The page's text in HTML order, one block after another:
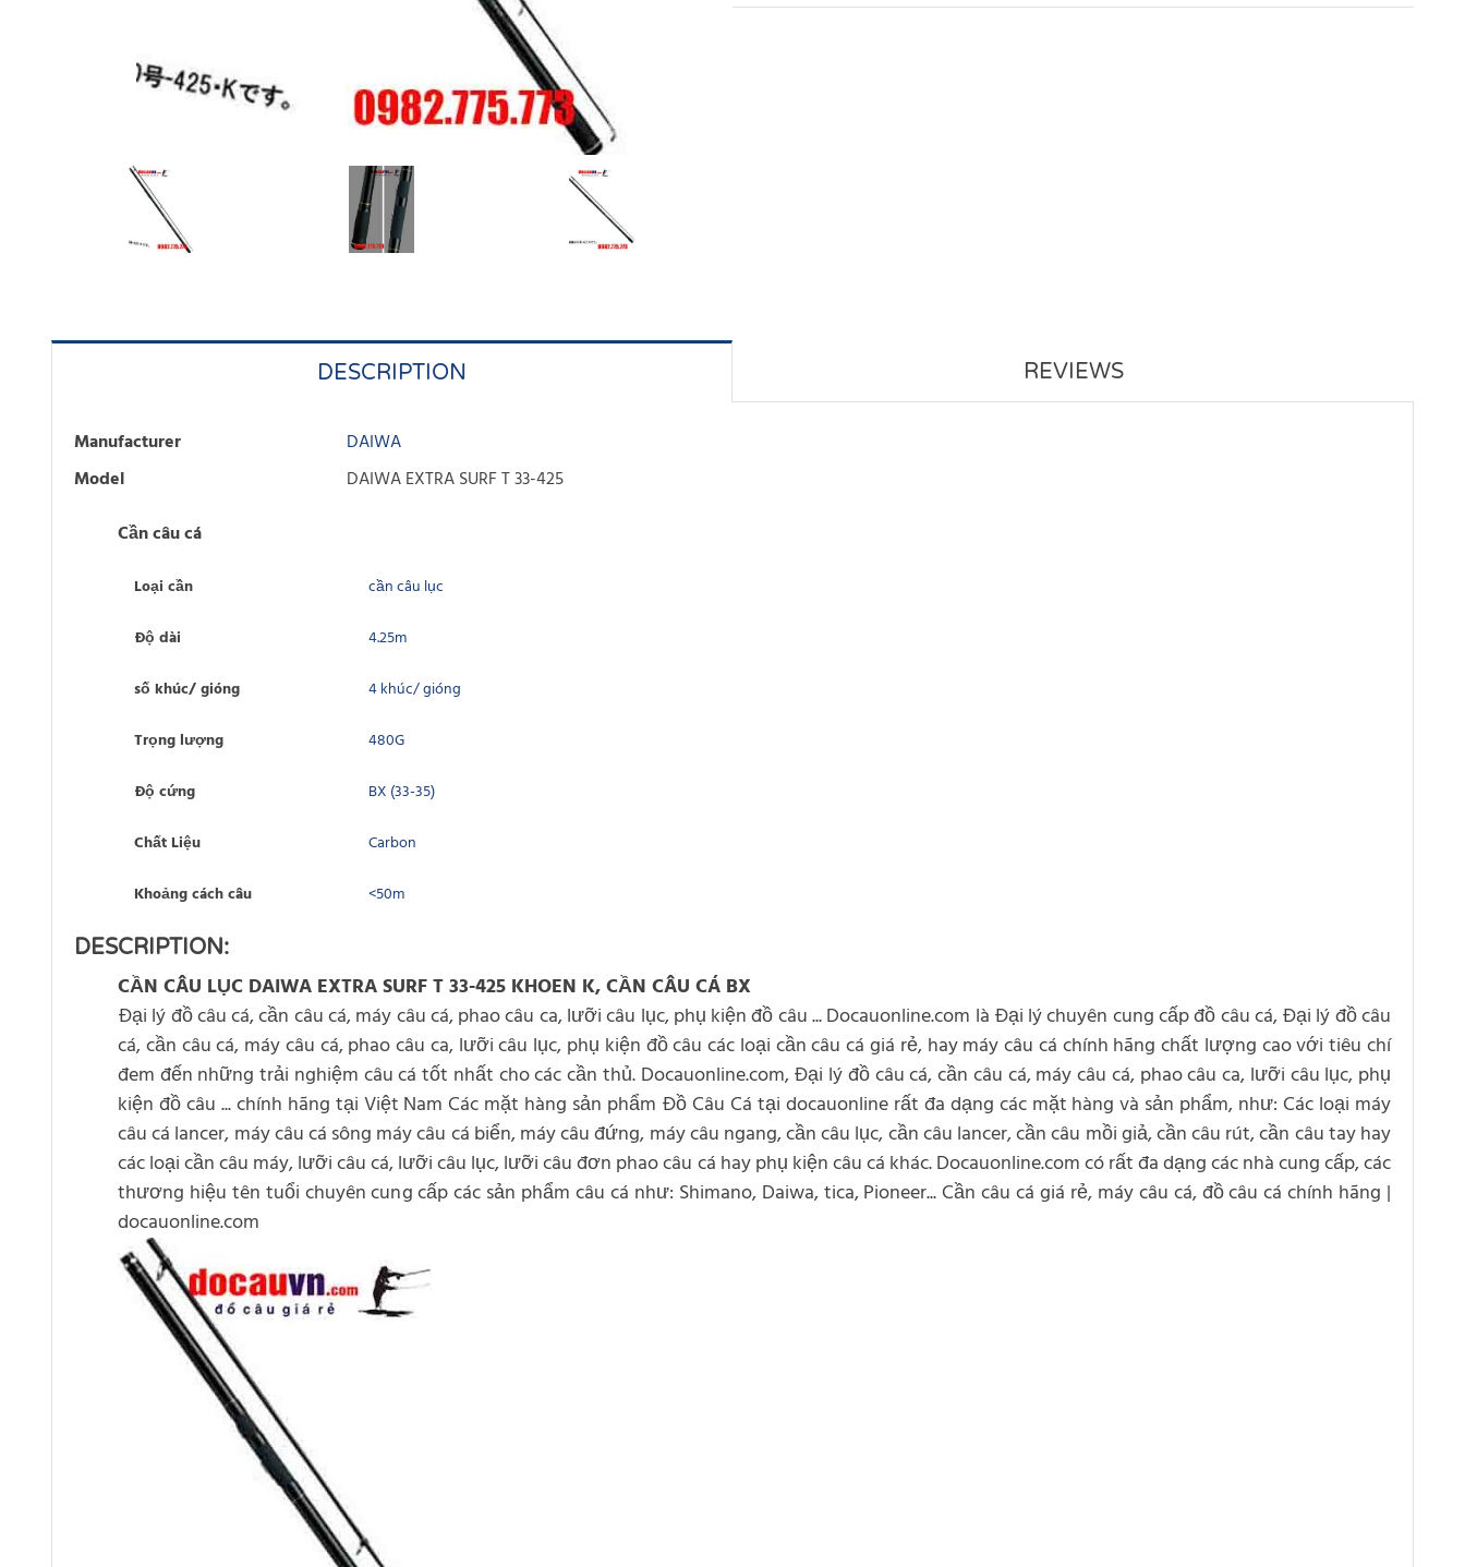
DESCRIPTION REVIEWS
Manufacturer
DAIWA
Model
DAIWA EXTRA SURF T 33-425
Cần câu cá
Loại cần cần câu lục
Độ dài 4.25m
số khúc/ gióng 4 khúc/ gióng
Trọng lượng 480G
Độ cứng BX (33-35)
Chất Liệu Carbon
Khoảng cách câu <50m
DESCRIPTION:
CẦN CÂU LỤC DAIWA EXTRA SURF T 33-425 KHOEN K, CẦN CÂU CÁ BX
Đại lý đồ câu cá, cần câu cá, máy câu cá, phao câu ca, lưỡi câu lục, phụ kiện đồ câu ... Docauonline.com là Đại lý chuyên cung cấp đồ câu cá, Đại lý đồ câu
cá, cần câu cá, máy câu cá, phao câu ca, lưỡi câu lục, phụ kiện đồ câu các loại cần câu cá giá rẻ, hay máy câu cá chính hãng chất lượng cao với tiêu chí
đem đến những trải nghiệm câu cá tốt nhất cho các cần thủ. Docauonline.com, Đại lý đồ câu cá, cần câu cá, máy câu cá, phao câu ca, lưỡi câu lục, phụ
kiện đồ câu ... chính hãng tại Việt Nam Các mặt hàng sản phẩm Đồ Câu Cá tại docauonline rất đa dạng các mặt hàng và sản phẩm, như: Các loại máy
câu cá lancer, máy câu cá sông máy câu cá biển, máy câu đứng, máy câu ngang, cần câu lục, cần câu lancer, cần câu mồi giả, cần câu rút, cần câu tay hay
các loại cần câu máy, lưỡi câu cá, lưỡi câu lục, lưỡi câu đơn phao câu cá hay phụ kiện câu cá khác. Docauonline.com có rất đa dạng các nhà cung cấp, các
thương hiệu tên tuổi chuyên cung cấp các sản phẩm câu cá như: Shimano, Daiwa, tica, Pioneer... Cần câu cá giá rẻ, máy câu cá, đồ câu cá chính hãng |
docauonline.com